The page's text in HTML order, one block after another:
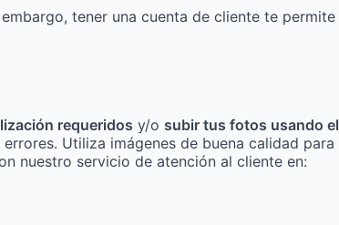
embargo, tener una cuenta de cliente te permite
requeridos y/o subir tus fotos usando el
Utiliza imágenes de buena calidad para
nuestro servicio de atención al cliente en: